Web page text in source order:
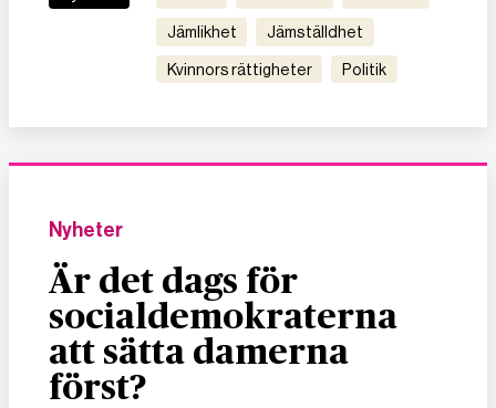
jämlikhet jämställdhet
kvinnors rättigheter politik
Nyheter
Är det dags för
socialdemokraterna
att sätta damerna
först?